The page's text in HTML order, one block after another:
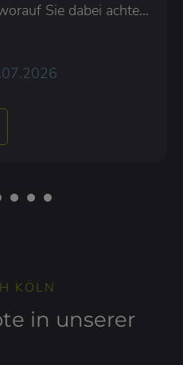
Sie dabei achten
KÖLN
in unserer